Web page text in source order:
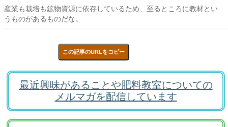
産業も栽培も鉱物資源に依存しているため、至るところに教材とい
うものがあるものだな。
この記事のURLをコピー
最近興味があることや肥料教室についての
メルマガを配信しています